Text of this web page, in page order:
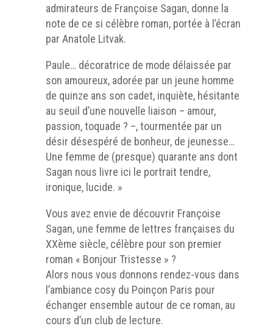
admirateurs de Françoise Sagan, donne la
note de ce si célèbre roman, portée à l’écran
par Anatole Litvak.
Paule… décoratrice de mode délaissée par
son amoureux, adorée par un jeune homme
de quinze ans son cadet, inquiète, hésitante
au seuil d’une nouvelle liaison – amour,
passion, toquade ? –, tourmentée par un
désir désespéré de bonheur, de jeunesse…
Une femme de (presque) quarante ans dont
Sagan nous livre ici le portrait tendre,
ironique, lucide. »
Vous avez envie de découvrir Françoise
Sagan, une femme de lettres françaises du
XXème siècle, célèbre pour son premier
roman « Bonjour Tristesse » ?
Alors nous vous donnons rendez-vous dans
l’ambiance cosy du Poinçon Paris pour
échanger ensemble autour de ce roman, au
cours d’un club de lecture.